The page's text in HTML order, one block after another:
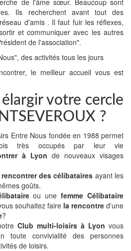
de l'âme sœur. Beaucoup sont
Ils recherchent avant tout des
d'amis . Il faut fuir les réflexes,
et communiquer avec les autres
de l'association".
des activités tous les jours
le meilleur accueil vous est
votre cercle
?
Entre Nous fondée en 1988 permet
très occupés par leur vie
à Lyon de nouveaux visages
rencontrer des célibataires ayant les
goûts.
ou unefemme Célibataire
souhaitez faire la rencontred'une
?
Club multi-loisirs à Lyon vous
toute convivialité des personnes
de loisirs.